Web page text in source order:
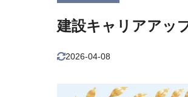
建設キャリアアッ
2026-04-08